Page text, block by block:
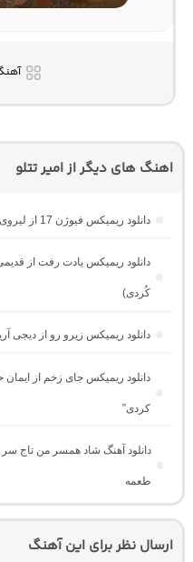
اهنگ های دیگر از امیر تتلو
دانلود ریمیکس فیوژن 17 از لیروی بیتز
دانلود ریمیکس یادت رفت از
کُردی)
دانلود ریمیکس زیرو رو از دیجی
دانلود ریمیکس جای زخم از
کردی”
طعمه
ارسال نظر برای این آهنگ